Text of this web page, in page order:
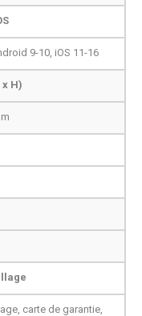
9-10, iOS 11-16
H)
carte de garantie,